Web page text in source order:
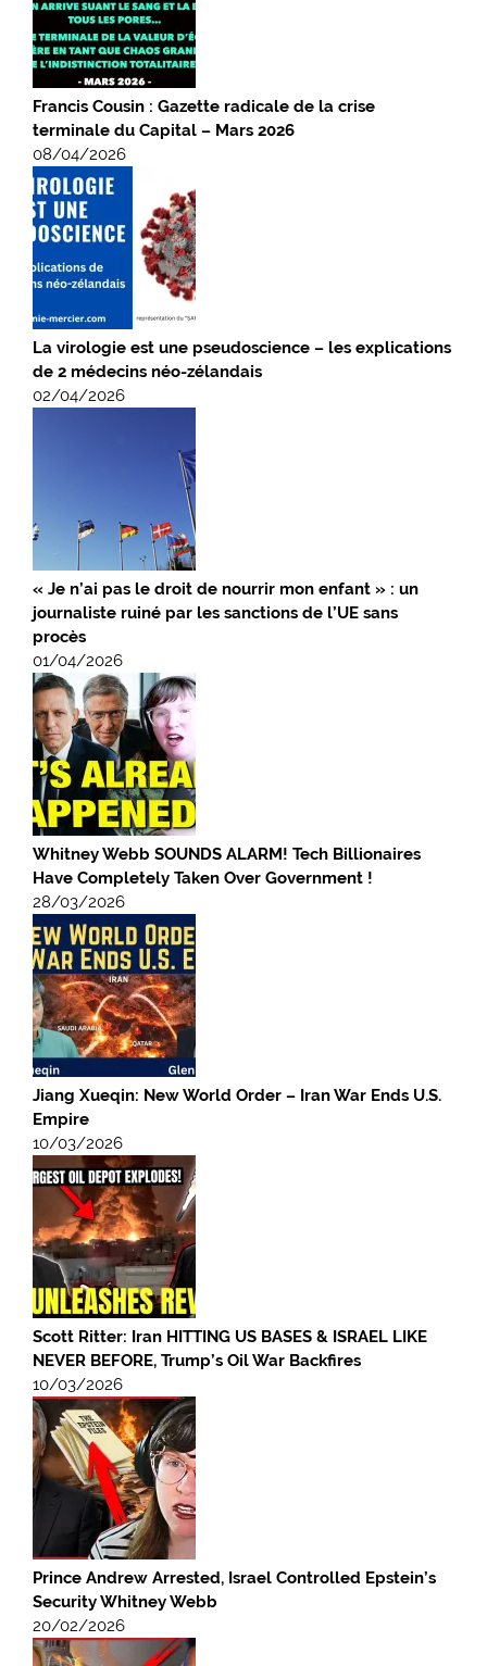
Francis Cousin : Gazette radicale de la crise
terminale du Capital – Mars 2026
08/04/2026
La virologie est une pseudoscience – les explications
de 2 médecins néo-zélandais
02/04/2026
« Je n’ai pas le droit de nourrir mon enfant » : un
journaliste ruiné par les sanctions de l’UE sans
procès
01/04/2026
Whitney Webb SOUNDS ALARM! Tech Billionaires
Have Completely Taken Over Government !
28/03/2026
Jiang Xueqin: New World Order – Iran War Ends U.S.
Empire
10/03/2026
Scott Ritter: Iran HITTING US BASES & ISRAEL LIKE
NEVER BEFORE, Trump’s Oil War Backfires
10/03/2026
Prince Andrew Arrested, Israel Controlled Epstein’s
Security Whitney Webb
20/02/2026